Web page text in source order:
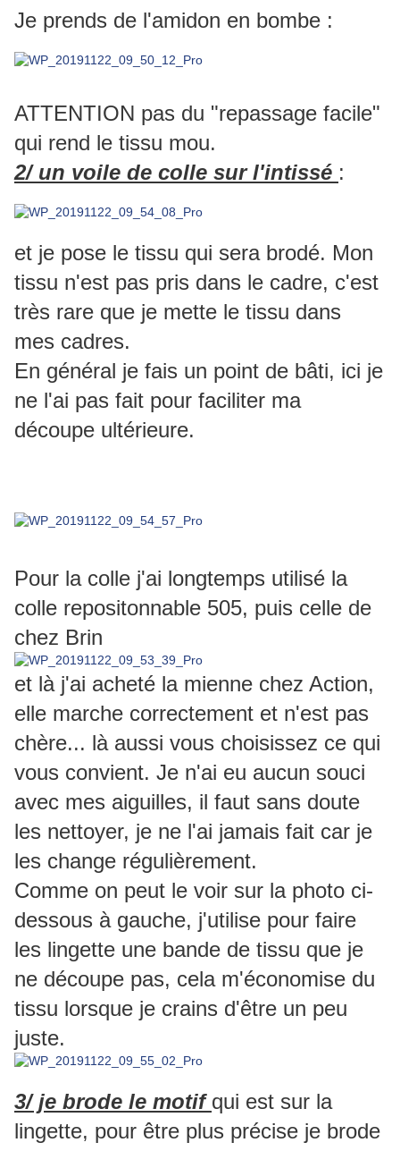
Je prends de l'amidon en bombe :
ATTENTION pas du "repassage facile"
qui rend le tissu mou.
2/ un voile de colle sur l'intissé :
et je pose le tissu qui sera brodé. Mon
tissu n'est pas pris dans le cadre, c'est
très rare que je mette le tissu dans
mes cadres.
En général je fais un point de bâti, ici je
ne l'ai pas fait pour faciliter ma
découpe ultérieure.
Pour la colle j'ai longtemps utilisé la
colle repositonnable 505, puis celle de
chez Brin
et là j'ai acheté la mienne chez Action,
elle marche correctement et n'est pas
chère... là aussi vous choisissez ce qui
vous convient. Je n'ai eu aucun souci
avec mes aiguilles, il faut sans doute
les nettoyer, je ne l'ai jamais fait car je
les change régulièrement.
Comme on peut le voir sur la photo ci-
dessous à gauche, j'utilise pour faire
les lingette une bande de tissu que je
ne découpe pas, cela m'économise du
tissu lorsque je crains d'être un peu
juste.
3/ je brode le motif qui est sur la
lingette, pour être plus précise je brode